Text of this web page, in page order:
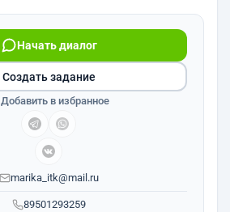
89501293259
Начать диалог
marika_itk@mail.ru
Создать задание
Добавить в избранное